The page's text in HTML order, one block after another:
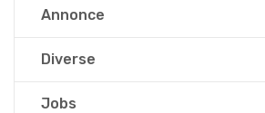
Annonce
Diverse
Jobs